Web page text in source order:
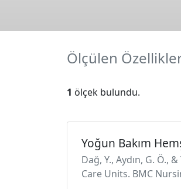
Ölçülen
1 ölçek bulundu.
Yoğun Bakım
Dağ, Y., Aydın, G.
Care Units. BMC